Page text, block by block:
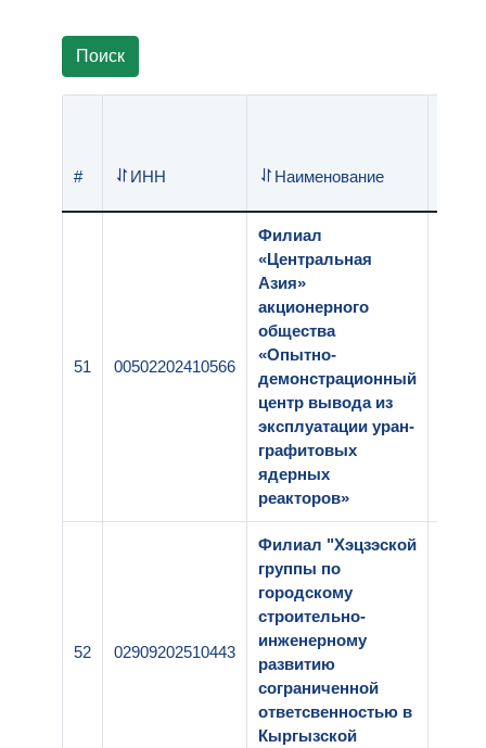
Поиск
# ИНН Наименование
51 00502202410566
Филиал
«Центральная
Азия»
акционерного
общества
«Опытно-
демонстрационный
центр вывода из
эксплуатации уран-
графитовых
ядерных
реакторов»
52 02909202510443
Филиал "Хэцзэской
группы по
городскому
строительно-
инженерному
развитию
сограниченной
ответсвенностью в
Кыргызской